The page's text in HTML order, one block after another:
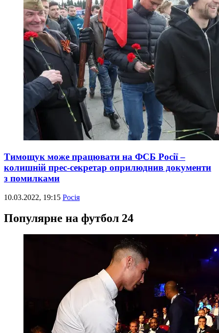
Тимощук може працювати на ФСБ Росії –
колишній прес-секретар оприлюднив документи
з помилками
10.03.2022, 19:15 Росія
Популярне на футбол 24